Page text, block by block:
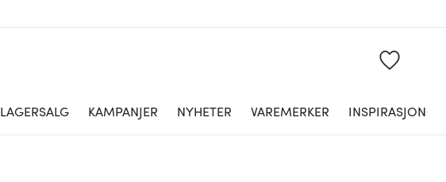
LAGERSALG KAMPANJER NYHETER VAREMERKER INSPIRASJON